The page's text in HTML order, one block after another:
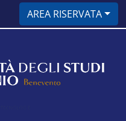
AREA RISERVATA